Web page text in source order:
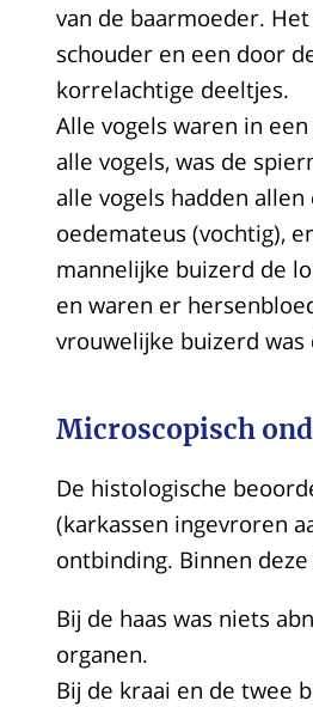
van de baarmoeder.
schouder en een door
korrelachtige deeltjes.
Alle vogels waren in
alle vogels, was de
alle vogels hadden
oedemateus (vochtig),
mannelijke buizerd de
en waren er
vrouwelijke buizerd
Microscopisch
De histologische
(karkassen ingevroren
ontbinding. Binnen
Bij de haas was niets
organen.
Bij de kraai en de twee